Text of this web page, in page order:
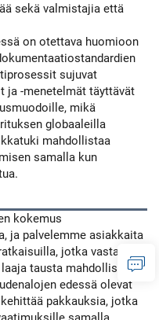
sekä valmistajia että
on otettava huomioon
sujuvat
ja -menetelmät täyttävät
mikä
globaaleilla
mahdollistaa
samalla kun
kokemus
ja palvelemme asiakkaita
jotka vastaavat
tausta mahdollistaa
edessä olevat
pakkauksia, jotka